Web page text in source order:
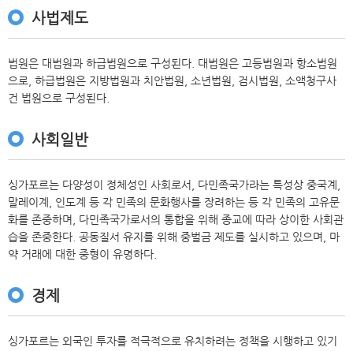
사법제도
법원은 대법원과 하급법원으로 구성된다. 대법원은 고등법원과 항소법원
으로, 하급법원은 지방법원과 치안법원, 소년법원, 검시법원, 소액청구사
건 법원으로 구성된다.
사회일반
싱가포르는 다양성이 정체성인 사회로서, 다민족국가라는 특성상 중국계,
말레이계, 인도계 등 각 민족의 문화행사를 장려하는 등 각 민족의 고유문
화를 존중하며, 다민족국가로서의 통합을 위해 종교에 따라 상이한 사회관
습을 존중한다. 공동질서 유지를 위해 중벌금 제도를 실시하고 있으며, 마
약 거래에 대한 중형이 유명하다.
경제
싱가포르는 외국인 투자를 적극적으로 유치하려는 정책을 시행하고 있기